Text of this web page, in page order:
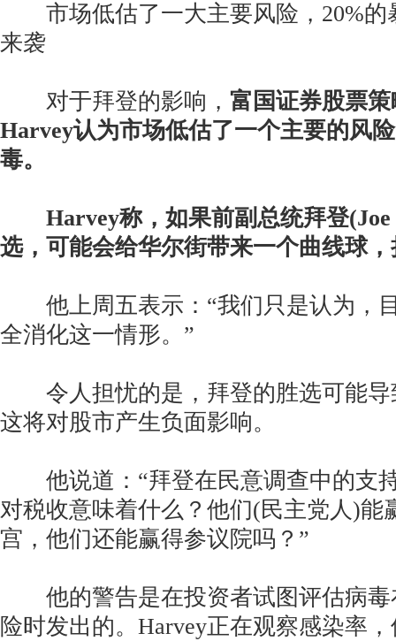
市场低估了一大主要风险，20%的
来袭
对于拜登的影响， 富国证券股票
Harvey认为市场低估了一个主要的风
毒。
Harvey称，如果前副总统拜登(Joe
选，可能会给华尔街带来一个曲线球
他上周五表示：“我们只是认为，
全消化这一情形。”
令人担忧的是，拜登的胜选可能导
这将对股市产生负面影响。
他说道：“拜登在民意调查中的支
对税收意味着什么？他们(民主党人)能
宫，他们还能赢得参议院吗？”
他的警告是在投资者试图评估病毒
险时发出的。Harvey正在观察感染率